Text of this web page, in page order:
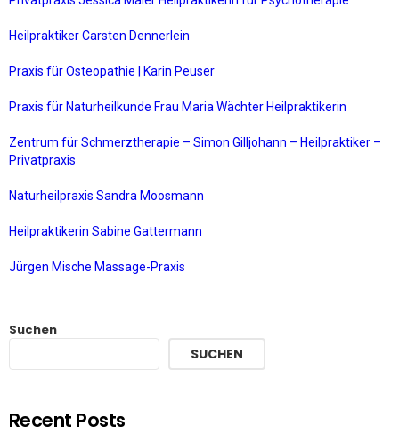
Heilpraktiker Carsten Dennerlein
Praxis für Osteopathie | Karin Peuser
Praxis für Naturheilkunde Frau Maria Wächter Heilpraktikerin
Zentrum für Schmerztherapie – Simon Gilljohann – Heilpraktiker –
Privatpraxis
Naturheilpraxis Sandra Moosmann
Heilpraktikerin Sabine Gattermann
Jürgen Mische Massage-Praxis
Suchen
SUCHEN
Recent Posts